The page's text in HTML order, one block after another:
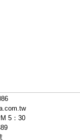
5：30